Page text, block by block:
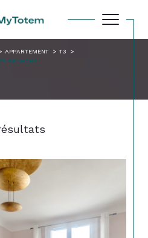
APPARTEMENT
T3
BRANCHE